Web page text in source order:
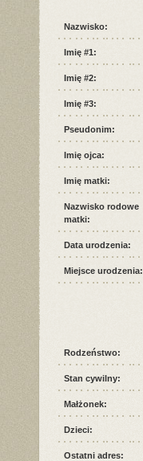
Nazwisko:
Imię #1:
Imię #2:
Imię #3:
Pseudonim:
Imię ojca:
Imię matki:
Nazwisko rodowe
matki:
Data urodzenia:
Miejsce urodzenia:
Rodzeństwo:
Stan cywilny:
Małżonek:
Dzieci:
Ostatni adres: